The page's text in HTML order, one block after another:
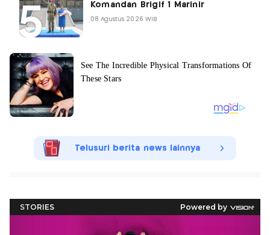
Komandan Brigif 1 Marinir
08 Agustus 2026 WIB
Telusuri berita news lainnya